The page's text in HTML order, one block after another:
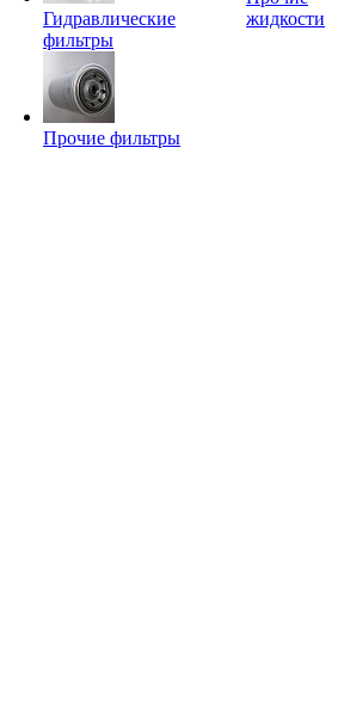
Гидравлические
фильтры
Прочие фильтры
жидкости